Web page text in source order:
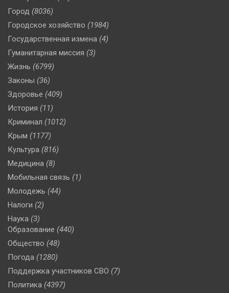
Город (8036)
Городское хозяйство (1984)
Государственная измена (4)
Гуманитарная миссия (3)
Жизнь (6799)
Законы (36)
Здоровье (409)
История (11)
Криминал (1012)
Крым (1177)
Культура (816)
Медицина (8)
Мобильная связь (1)
Молодежь (44)
Налоги (2)
Наука (3)
Образование (440)
Общество (48)
Погода (1280)
Поддержка участников СВО (7)
Политика (4397)